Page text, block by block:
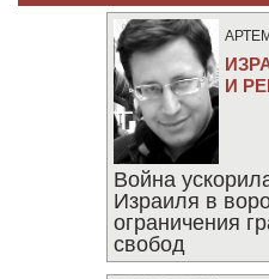
И
Война
Израиля в
ограничения
свобод